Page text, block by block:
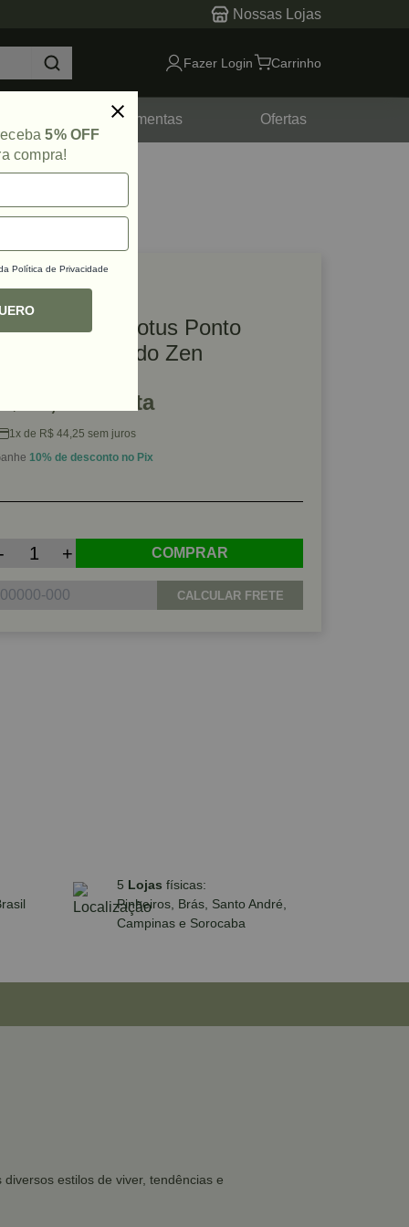
Nossas Lojas
Fazer Login Carrinho
Ferramentas Ofertas
17001
Mini Lotus Ponto
Escovado Zen
44,25 à vista
1x de R$ 44,25 sem juros
10% de desconto no Pix
+ COMPRAR
CALCULAR FRETE
5 Lojas físicas:
Pinheiros, Brás, Santo André,
Campinas e Sorocaba
estilos de viver, tendências e
5% OFF
compra!
Política de Privacidade